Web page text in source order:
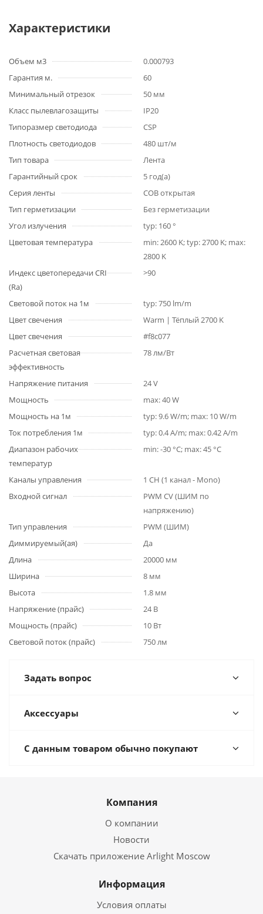
Характеристики
Объем м3
0.000793
Гарантия м.
60
Минимальный отрезок
50 мм
Класс пылевлагозащиты
IP20
Типоразмер светодиода
CSP
Плотность светодиодов
480 шт/м
Тип товара
Лента
Гарантийный срок
5 год(а)
Серия ленты
COB открытая
Тип герметизации
Без герметизации
Угол излучения
typ: 160 °
Цветовая температура
min: 2600 K; typ: 2700 K; max:
2800 K
Индекс цветопередачи CRI
(Ra)
>90
Световой поток на 1м
typ: 750 lm/m
Цвет свечения
Warm | Тёплый 2700 K
Цвет свечения
#f8c077
Расчетная световая
эффективность
78 лм/Вт
Напряжение питания
24 V
Мощность
max: 40 W
Мощность на 1м
typ: 9.6 W/m; max: 10 W/m
Ток потребления 1м
typ: 0.4 A/m; max: 0.42 A/m
Диапазон рабочих
температур
min: -30 °C; max: 45 °C
Каналы управления
1 CH (1 канал - Mono)
Входной сигнал
PWM СV (ШИМ по
напряжению)
Тип управления
PWM (ШИМ)
Диммируемый(ая)
Да
Длина
20000 мм
Ширина
8 мм
Высота
1.8 мм
Напряжение (прайс)
24 В
Мощность (прайс)
10 Вт
Световой поток (прайс)
750 лм
Задать вопрос
Аксессуары
С данным товаром обычно покупают
Компания
О компании
Новости
Скачать приложение Arlight Moscow
Информация
Условия оплаты